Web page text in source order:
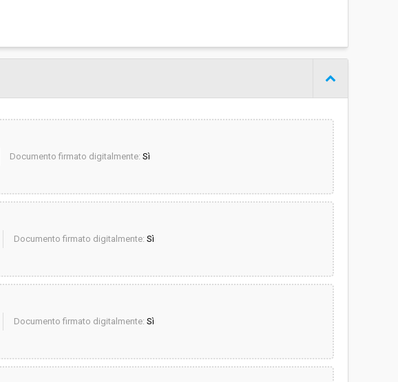
Documento firmato digitalmente: Sì
Documento firmato digitalmente: Sì
Documento firmato digitalmente: Sì